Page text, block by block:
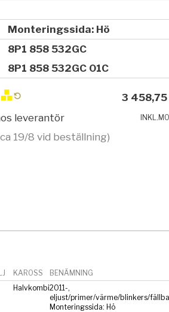
Monteringssida: Hö
8P1 858 532GC
8P1 858 532GC 01C
leverantör
19/8 vid beställning)
3
KAROSS
BENÄMNING
Halvkombi2011-,
eljust/primer/värme/blinkers/
Monteringssida: Hö